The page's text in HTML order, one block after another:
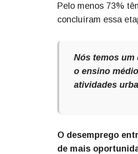
Pelo menos 73%
concluíram essa
Nós temos um
o ensino
atividades
O desemprego
de mais